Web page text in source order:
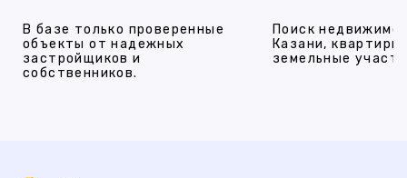
В базе только проверенные
объекты от надежных
застройщиков и
собственников.
Поиск
Казани,
земельные